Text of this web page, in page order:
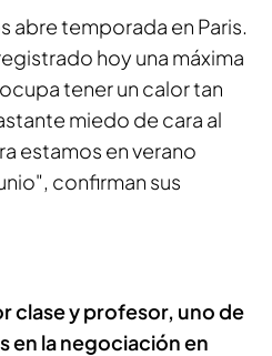
abre temporada en Paris.
hoy una máxima
tener un calor tan
miedo de cara al
estamos en verano
confirman sus
clase y profesor, uno de
en la negociación en